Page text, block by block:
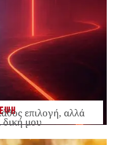
επιλογή, αλλά
δική μου